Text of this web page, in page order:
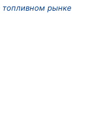
топливном рынке